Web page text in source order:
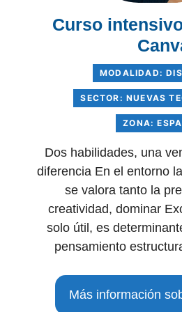
Curso
MODALIDAD:
SECTOR: NUEVAS
ZONA:
Dos habilidades, una
diferencia En el entorno
se valora tanto la
creatividad, dominar
solo útil, es
pensamiento
Más información